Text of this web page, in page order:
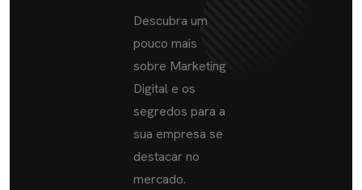
Descubra um
pouco mais
sobre Marketing
Digital e os
segredos para a
sua empresa se
destacar no
mercado.